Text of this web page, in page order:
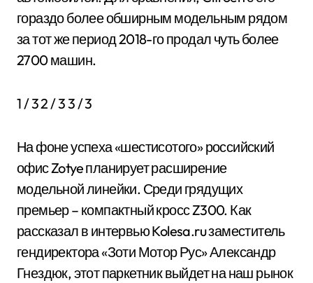
гораздо более обширным модельным рядом
за тот же период 2018-го продал чуть более
2700 машин.
1/ 32/ 33/ 3
На фоне успеха «шестисотого» российский
офис Zotye планирует расширение
модельной линейки. Среди грядущих
премьер – компактный кросс Z300. Как
рассказал в интервью Kolesa.ru заместитель
гендиректора «Зоти Мотор Рус» Александр
Гнездюк, этот паркетник выйдет на наш рынок